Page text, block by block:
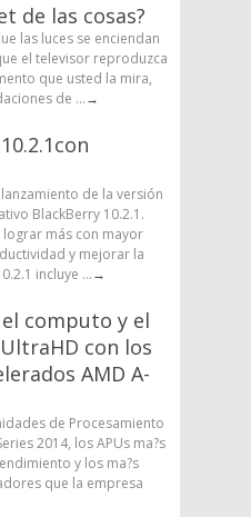
de las cosas?
las luces se enciendan
el televisor reproduzca
que usted la mira,
de ...→
de la versión
BlackBerry 10.2.1.
lograr más con mayor
y mejorar la
incluye ...→
computo y el
con los
AMD A-
de Procesamiento
2014, los APUs ma?s
y los ma?s
que la empresa